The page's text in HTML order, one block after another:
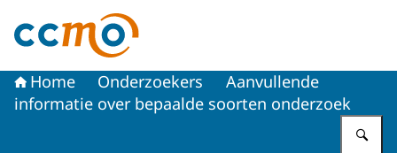
Naar de homepage van Centrale Commissie
Home Onderzoekers
Aanvullende
informatie over bepaalde soorten onderzoek